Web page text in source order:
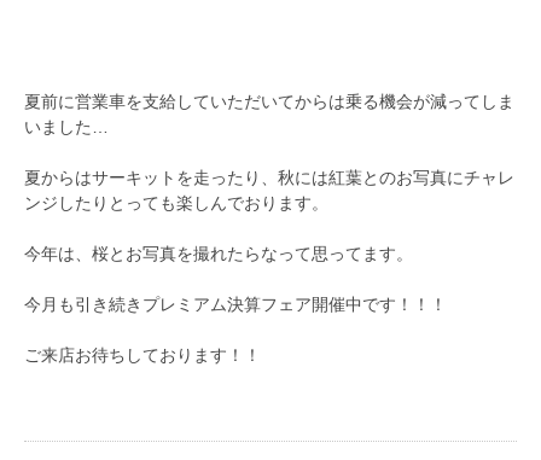
夏前に営業車を支給していただいてからは乗る機会が減ってしま
いました…
夏からはサーキットを走ったり、秋には紅葉とのお写真にチャレ
ンジしたりとっても楽しんでおります。
今年は、桜とお写真を撮れたらなって思ってます。
今月も引き続きプレミアム決算フェア開催中です！！！
ご来店お待ちしております！！